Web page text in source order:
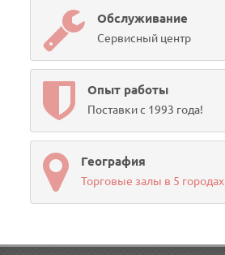
Обслуживание
Сервисный центр
Опыт работы
Поставки с 1993 года!
География
Торговые залы в 5 городах